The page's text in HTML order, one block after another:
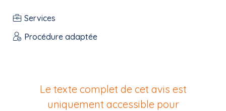
Services
Procédure adaptée
Le texte complet de cet avis est
uniquement accessible pour